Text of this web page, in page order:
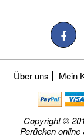
Über uns Mein
Copyright ©
Perücken